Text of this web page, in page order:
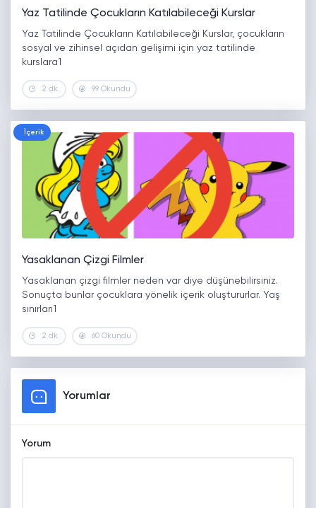
Yaz Tatilinde Çocukların Katılabileceği Kurslar
Yaz Tatilinde Çocukların Katılabileceği Kurslar, çocukların
sosyal ve zihinsel açıdan gelişimi için yaz tatilinde
kurslara1
2 dk. 99 Okundu
İçerik
Yasaklanan Çizgi Filmler
Yasaklanan çizgi filmler neden var diye düşünebilirsiniz.
Sonuçta bunlar çocuklara yönelik içerik oluştururlar. Yaş
sınırları1
2 dk. 60 Okundu
Yorumlar
Yorum